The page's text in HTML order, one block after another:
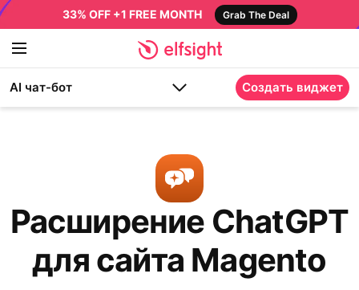
33% OFF +1 FREE MONTH Grab The Deal
AI чат-бот Создать виджет
Расширение ChatGPT
для сайта Magento